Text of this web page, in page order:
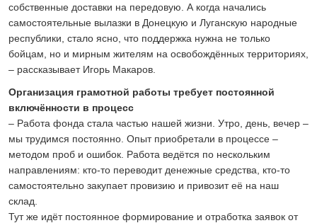
собственные доставки на передовую. А когда начались
самостоятельные вылазки в Донецкую и Луганскую народные
республики, стало ясно, что поддержка нужна не только
бойцам, но и мирным жителям на освобождённых территориях,
– рассказывает Игорь Макаров.
Организация грамотной работы требует постоянной
включённости в процесс
– Работа фонда стала частью нашей жизни. Утро, день, вечер –
мы трудимся постоянно. Опыт приобретали в процессе –
методом проб и ошибок. Работа ведётся по нескольким
направлениям: кто-то переводит денежные средства, кто-то
самостоятельно закупает провизию и привозит её на наш
склад.
Тут же идёт постоянное формирование и отработка заявок от